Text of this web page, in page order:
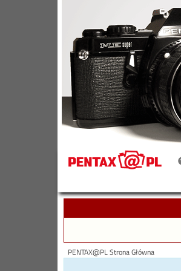
PENTAX@PL Strona Główna